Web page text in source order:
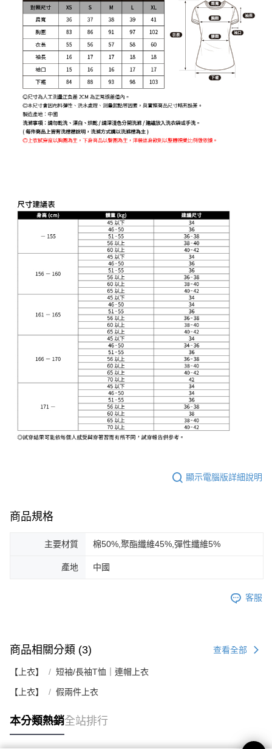
顯示電腦版詳細說明
商品規格
主要材質 棉50%,聚酯纖維45%,彈性纖維5%
產地 中國
客服
商品相關分類 (3) 查看全部
【上衣】 短袖/長袖T恤｜連帽上衣
【上衣】 假兩件上衣
本分類熱銷全站排行